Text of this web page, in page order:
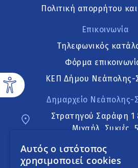
Πολιτική απορρήτου
Επικοινωνία
Τηλεφωνικός
Φόρμα
ΚΕΠ Δήμου Νεάπολης-
Δημαρχείο Νεάπολης-
Στρατηγού Σαράφη 1
Μιχαήλ, Συκιές,
Ακολουθήστε
Αυτός ο ιστότοπος
χρησιμοποιεί cookies